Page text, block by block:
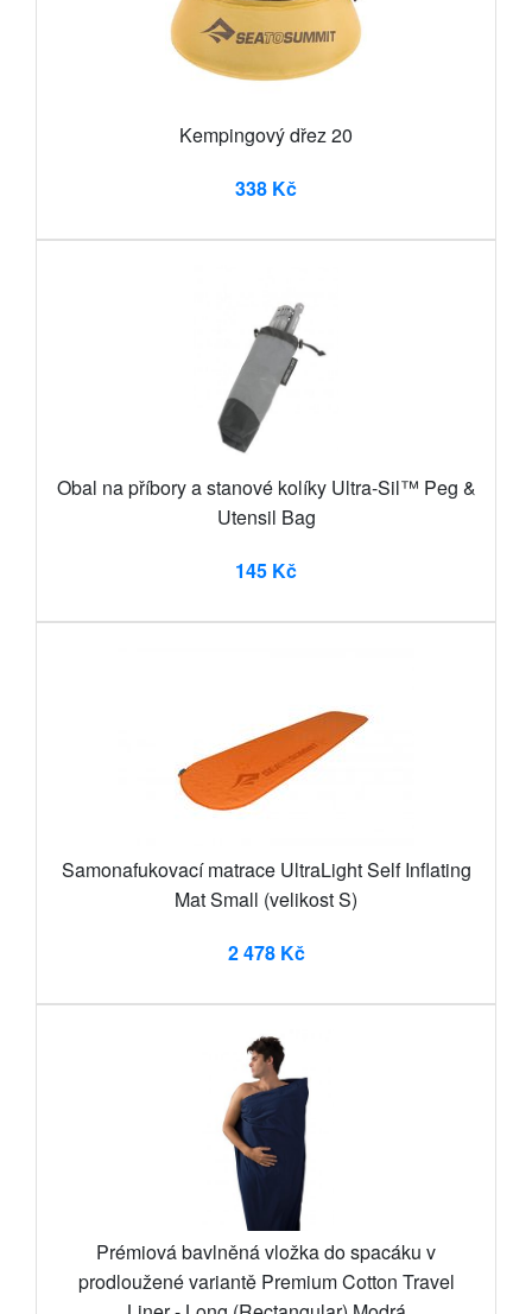
Kempingový dřez 20
338 Kč
Obal na příbory a stanové kolíky Ultra-Sil™ Peg &
Utensil Bag
145 Kč
Samonafukovací matrace UltraLight Self Inflating
Mat Small (velikost S)
2 478 Kč
Prémiová bavlněná vložka do spacáku v
prodloužené variantě Premium Cotton Travel